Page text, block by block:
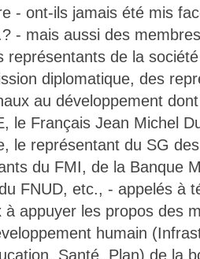
- ont-ils jamais été mis
- mais aussi des
représentants de la
diplomatique, des
au développement
le Français Jean Michel
le représentant du SG
du FMI, de la Banque
du FNUD, etc., - appelés à
à appuyer les propos des
humain
Santé, Plan) de la